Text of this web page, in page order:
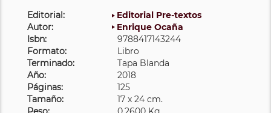
Editorial:
Editorial Pre-textos
Autor:
Enrique Ocaña
Isbn:
9788417143244
Formato:
Libro
Terminado:
Tapa Blanda
Año:
2018
Páginas:
125
Tamaño:
17 x 24 cm.